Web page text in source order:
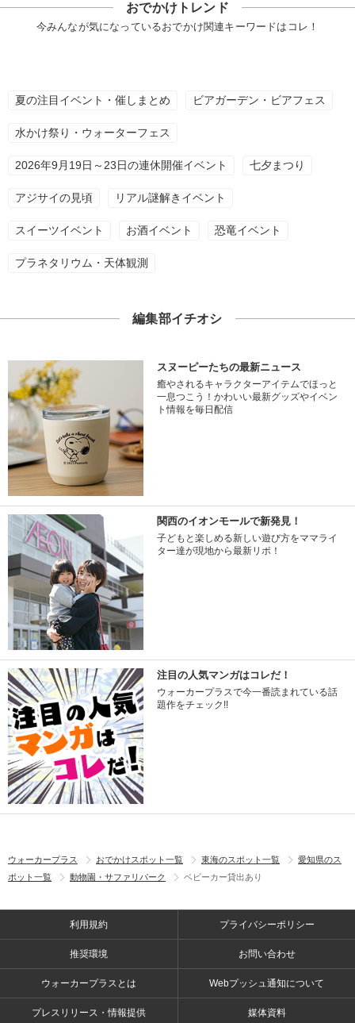
おでかけトレンド
今みんなが気になっているおでかけ関連キーワードはコレ！
夏の注目イベント・催しまとめ ビアガーデン・ビアフェス
水かけ祭り・ウォーターフェス
2026年9月19日～23日の連休開催イベント 七夕まつり
アジサイの見頃 リアル謎解きイベント
スイーツイベント お酒イベント 恐竜イベント
プラネタリウム・天体観測
編集部イチオシ
スヌーピーたちの最新ニュース
癒やされるキャラクターアイテムでほっと
一息つこう！かわいい最新グッズやイベン
ト情報を毎日配信
関西のイオンモールで新発見！
子どもと楽しめる新しい遊び方をママライ
ター達が現地から最新リポ！
注目の人気マンガはコレだ！
ウォーカープラスで今一番読まれている話
題作をチェック!!
ウォーカープラス おでかけスポット一覧 東海のスポット一覧
愛知県のス
ポット一覧
動物園・サファリパーク ベビーカー貸出あり
利用規約 プライバシーポリシー
推奨環境 お問い合わせ
ウォーカープラスとは Webプッシュ通知について
プレスリリース・情報提供 媒体資料